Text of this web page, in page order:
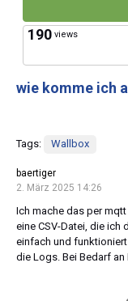
190 views
wie komme ich
Tags: Wallbox
baertiger
2. März 2025 14:26
Ich mache das per
eine CSV-Datei, die ich
einfach und
die Logs. Bei Bedarf an